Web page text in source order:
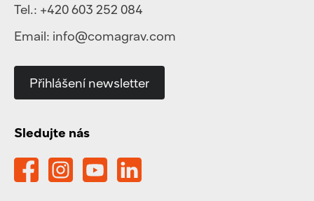
Tel.: +420 603 252 084
Email: info@comagrav.com
Přihlášení newsletter
Sledujte nás